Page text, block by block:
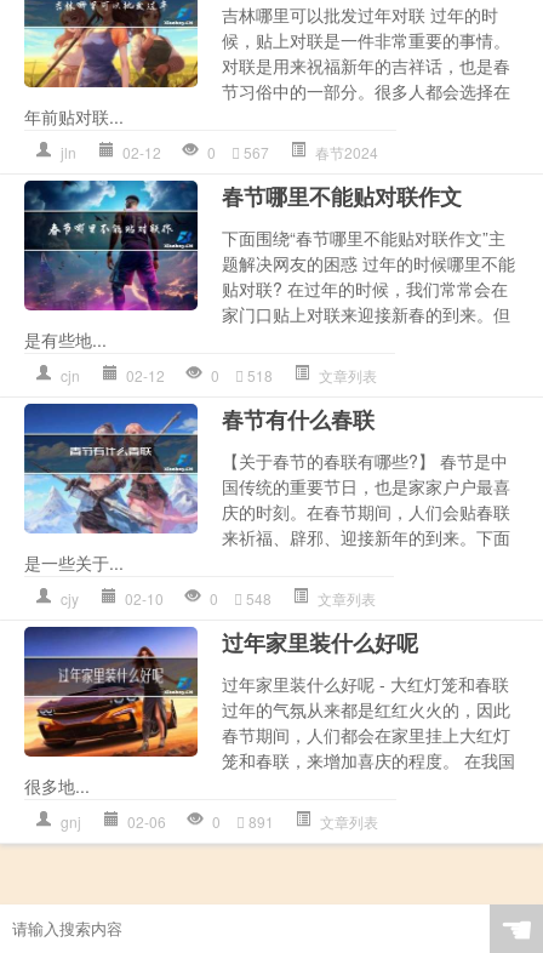
吉林哪里可以批发过年对联 过年的时
候，贴上对联是一件非常重要的事情。
对联是用来祝福新年的吉祥话，也是春
节习俗中的一部分。很多人都会选择在
年前贴对联...
jln 02-12 0 567 春节2024
春节哪里不能贴对联作文
下面围绕“春节哪里不能贴对联作文”主
题解决网友的困惑 过年的时候哪里不能
贴对联? 在过年的时候，我们常常会在
家门口贴上对联来迎接新春的到来。但
是有些地...
cjn 02-12 0 518 文章列表
春节有什么春联
【关于春节的春联有哪些?】 春节是中
国传统的重要节日，也是家家户户最喜
庆的时刻。在春节期间，人们会贴春联
来祈福、辟邪、迎接新年的到来。下面
是一些关于...
cjy 02-10 0 548 文章列表
过年家里装什么好呢
过年家里装什么好呢 - 大红灯笼和春联
过年的气氛从来都是红红火火的，因此
春节期间，人们都会在家里挂上大红灯
笼和春联，来增加喜庆的程度。 在我国
很多地...
gnj 02-06 0 891 文章列表
☚